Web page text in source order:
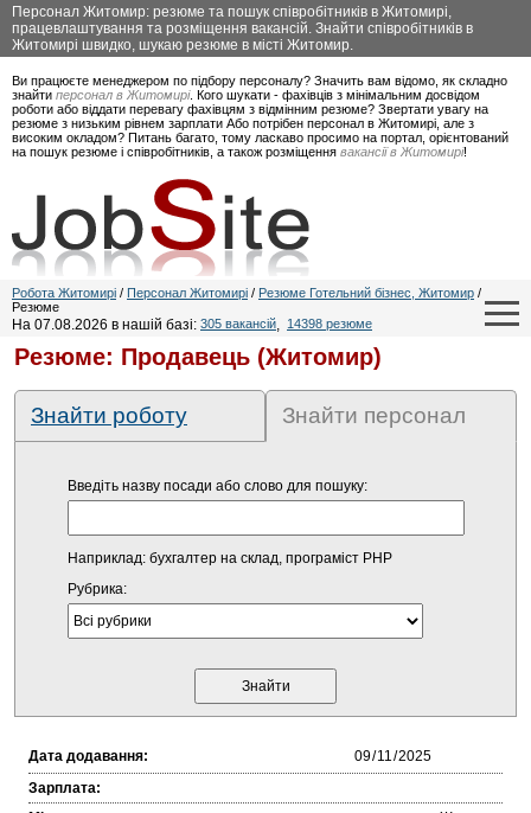
Персонал Житомир: резюме та пошук співробітників в Житомирі,
працевлаштування та розміщення вакансій. Знайти співробітників в
Житомирі швидко, шукаю резюме в місті Житомир.
Ви працюєте менеджером по підбору персоналу? Значить вам відомо, як складно
знайти персонал в Житомирі. Кого шукати - фахівців з мінімальним досвідом
роботи або віддати перевагу фахівцям з відмінним резюме? Звертати увагу на
резюме з низьким рівнем зарплати Або потрібен персонал в Житомирі, але з
високим окладом? Питань багато, тому ласкаво просимо на портал, орієнтований
на пошук резюме і співробітників, а також розміщення вакансії в Житомирі!
Робота Житомирі / Персонал Житомирі / Резюме Готельний бізнес, Житомир /
Резюме
На 07.08.2026 в нашій базі: 305 вакансій, 14398 резюме
Резюме: Продавець (Житомир)
Знайти роботу Знайти персонал
Введіть назву посади або слово для пошуку:
Наприклад: бухгалтер на склад, програміст PHP
Рубрика:
Дата додавання:
Зарплата: